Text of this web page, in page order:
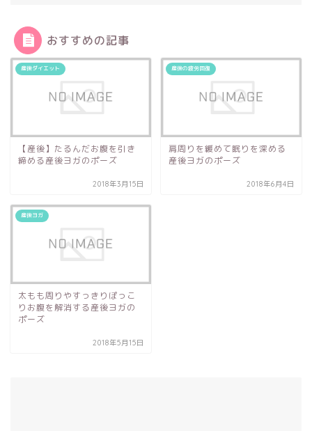
おすすめの記事
産後ダイエット
【産後】たるんだお腹を引き
締める産後ヨガのポーズ
2018年3月15日
産後の疲労回復
肩周りを緩めて眠りを深める
産後ヨガのポーズ
2018年6月4日
産後ヨガ
太もも周りやすっきりぽっこ
りお腹を解消する産後ヨガの
ポーズ
2018年5月15日